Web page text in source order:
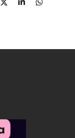
D
S
D